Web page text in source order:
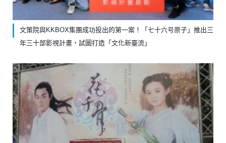
文策院與KKBOX集團成功投出的第一案！「七十六号原子」推出三
年三十部影視計畫，試圖打造「文化新臺流」